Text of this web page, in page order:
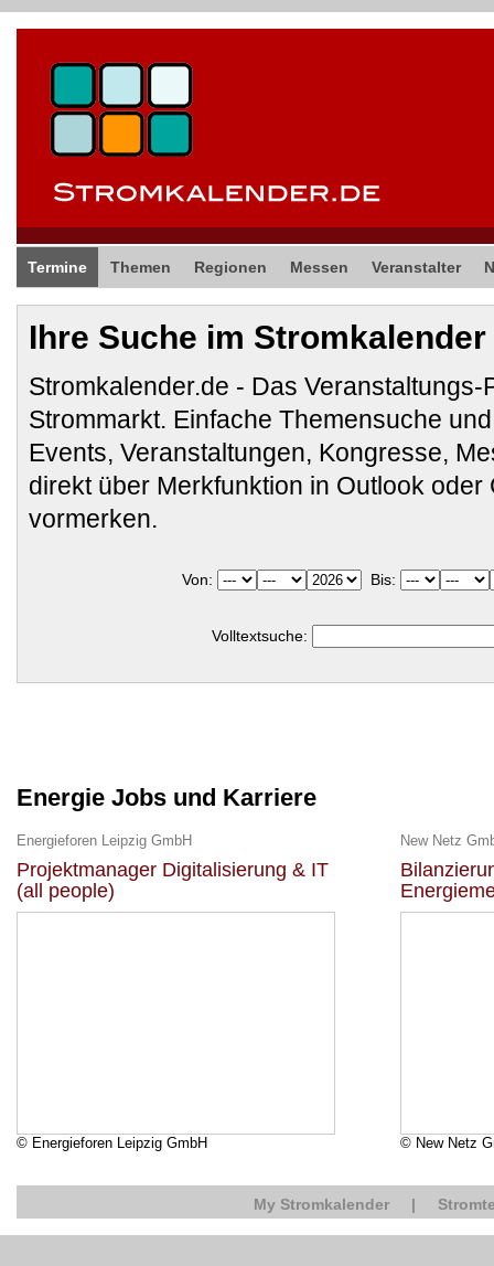
Termine Themen Regionen Messen Veranstalter
Ihre Suche im Stromkalender
Stromkalender.de - Das Veranstaltungs-
Strommarkt. Einfache Themensuche
Events, Veranstaltungen, Kongresse,
direkt über Merkfunktion in Outlook oder
vormerken.
Von: Bis:
Volltextsuche:
Energie Jobs und Karriere
Energieforen Leipzig GmbH
Projektmanager Digitalisierung & IT
(all people)
© Energieforen Leipzig GmbH
New Netz
© New Netz
My Stromkalender |